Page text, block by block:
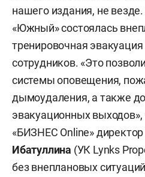
нашего издания, не
«Южный» состоялась
тренировочная эвакуация
сотрудников. «Это
системы оповещения,
дымоудаления, а также
эвакуационных выходов»,
«БИЗНЕС Online»
Ибатуллина (УК Lynks
без внеплановых